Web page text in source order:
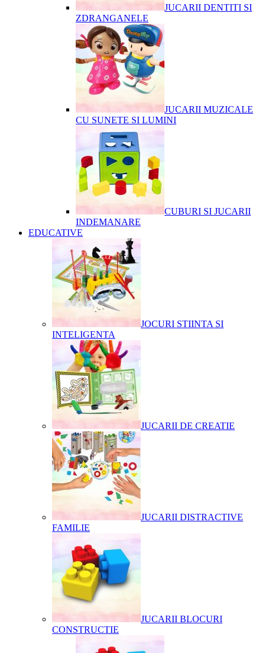
JUCARII DENTITI SI
ZDRANGANELE
JUCARII MUZICALE
CU SUNETE SI LUMINI
CUBURI SI JUCARII
INDEMANARE
EDUCATIVE
JOCURI STIINTA SI
INTELIGENTA
JUCARII DE CREATIE
JUCARII DISTRACTIVE
FAMILIE
JUCARII BLOCURI
CONSTRUCTIE